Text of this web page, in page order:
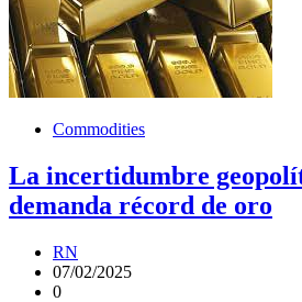
Commodities
La incertidumbre
demanda récord de oro
RN
07/02/2025
0